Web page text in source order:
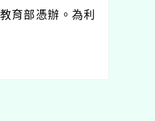
育部憑辦。為利